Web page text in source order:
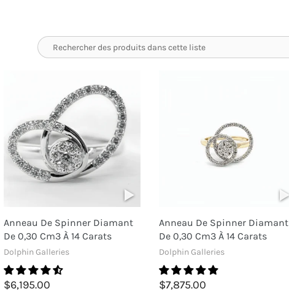
Anneau De Spinner Diamant
De 0,30 Cm3 À 14 Carats
Dolphin Galleries
$6,195.00
Anneau De Spinner Diamant
De 0,30 Cm3 À 14 Carats
Dolphin Galleries
$7,875.00